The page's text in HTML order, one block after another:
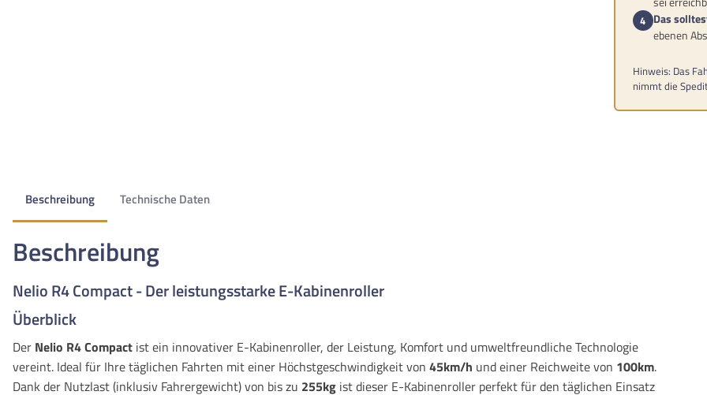
Das
ebenen
Hinweis: Das
nimmt die
Beschreibung Technische Daten
Beschreibung
Nelio R4 Compact - Der leistungsstarke E-Kabinenroller
Überblick
Der Nelio R4 Compact ist ein innovativer E-Kabinenroller, der Leistung, Komfort und umweltfreundliche Technologie
vereint. Ideal für Ihre täglichen Fahrten mit einer Höchstgeschwindigkeit von 45km/h und einer Reichweite von 100km.
Dank der Nutzlast (inklusiv Fahrergewicht) von bis zu 255kg ist dieser E-Kabinenroller perfekt für den täglichen Einsatz